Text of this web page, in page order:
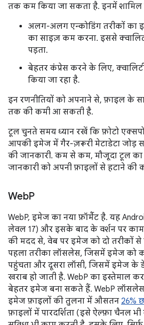
तक कम किया जा सकता है. इनमें शामिल
अलग-अलग एन्कोडिंग तरीकों का
का साइज़ कम करना. इससे
पड़ता.
बेहतर कंप्रेस करने के लिए,
किया जा रहा है.
इन रणनीतियों को अपनाने से, फ़ाइल के
तक की कमी आ सकती है.
टूल चुनते समय ध्यान रखें कि फ़ोटो
आपकी इमेज में गैर-ज़रूरी मेटाडेटा जोड़
की जानकारी. कम से कम, मौजूदा टूल
जानकारी को अपनी फ़ाइलों से हटाने की
WebP
WebP, इमेज का नया फ़ॉर्मैट है. यह
लेवल 17) और इसके बाद के वर्शन पर काम
की मदद से, वेब पर इमेज को दो तरीकों से
पहला तरीका लॉसलेस, जिसमें इमेज को
पहुंचता और दूसरा लॉसी, जिसमें इमेज के
खराब हो जाती है. WebP का इस्तेमाल
बेहतर इमेज बना सकते हैं. WebP
इमेज फ़ाइलों की तुलना में औसतन 26%
फ़ाइलों में पारदर्शिता (इसे ऐल्फ़ा चैनल